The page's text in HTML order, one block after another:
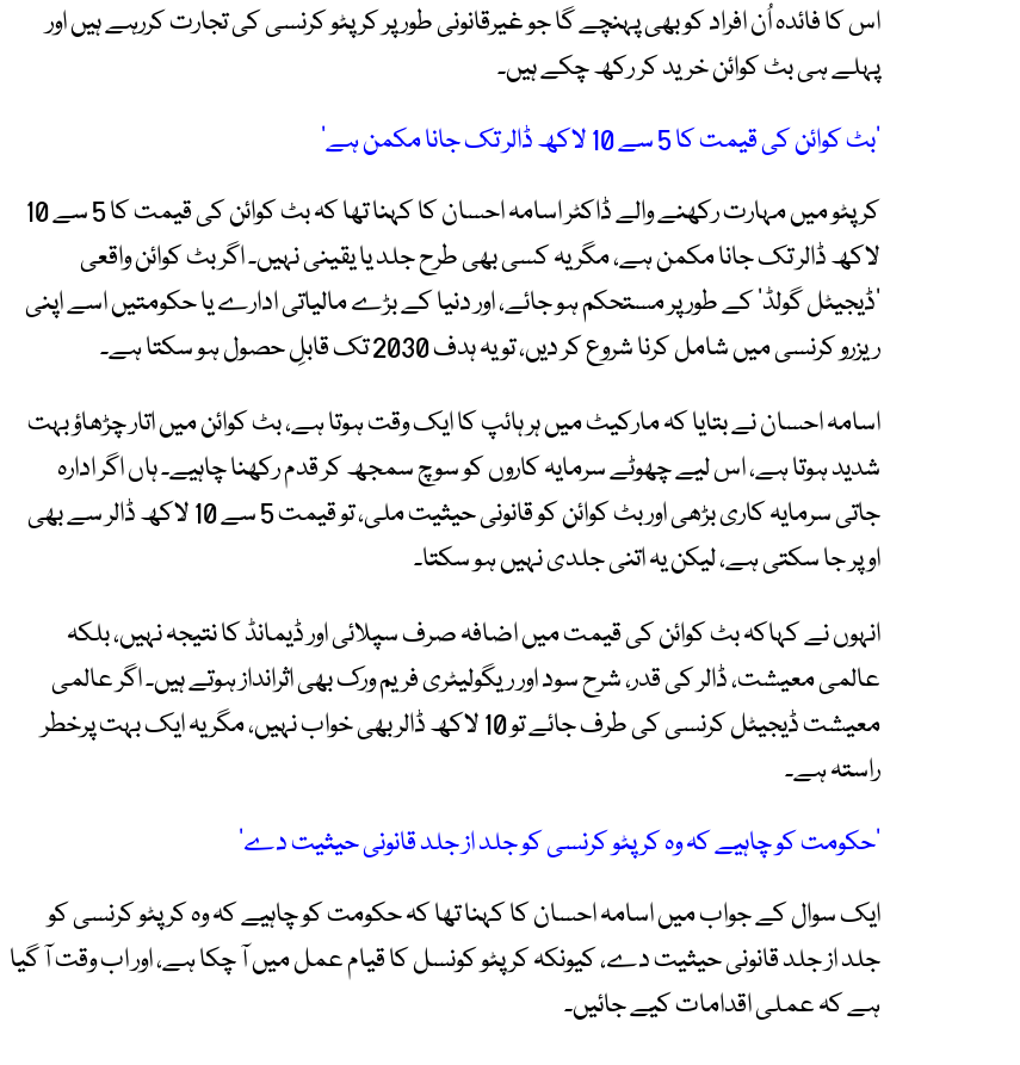
اس کا فائدہ اُن افراد کو بھی پہنچے گا جو غیرقانونی طور پر کرپٹو کرنسی کی تجارت کررہے ہیں اور
پہلے ہی بٹ کوائن خرید کر رکھ چکے ہیں۔
’بٹ کوائن کی قیمت کا 5 سے 10 لاکھ ڈالر تک جانا مکمن ہے‘
کرپٹو میں مہارت رکھنے والے ڈاکٹر اسامہ احسان کا کہنا تھا کہ بٹ کوائن کی قیمت کا 5 سے 10
لاکھ ڈالر تک جانا مکمن ہے، مگر یہ کسی بھی طرح جلد یا یقینی نہیں۔ اگر بٹ کوائن واقعی
’ڈیجیٹل گولڈ‘ کے طور پر مستحکم ہو جائے، اور دنیا کے بڑے مالیاتی ادارے یا حکومتیں اسے اپنی
ریزرو کرنسی میں شامل کرنا شروع کر دیں، تو یہ ہدف 2030 تک قابلِ حصول ہو سکتا ہے۔
اسامہ احسان نے بتایا کہ مارکیٹ میں ہر ہائپ کا ایک وقت ہوتا ہے، بٹ کوائن میں اتار چڑھاؤ بہت
شدید ہوتا ہے، اس لیے چھوٹے سرمایہ کاروں کو سوچ سمجھ کر قدم رکھنا چاہیے۔ ہاں اگر ادارہ
جاتی سرمایہ کاری بڑھی اور بٹ کوائن کو قانونی حیثیت ملی، تو قیمت 5 سے 10 لاکھ ڈالر سے بھی
اوپر جا سکتی ہے، لیکن یہ اتنی جلدی نہیں ہو سکتا۔
انہوں نے کہاکہ بٹ کوائن کی قیمت میں اضافہ صرف سپلائی اور ڈیمانڈ کا نتیجہ نہیں، بلکہ
عالمی معیشت، ڈالر کی قدر، شرح سود اور ریگولیٹری فریم ورک بھی اثرانداز ہوتے ہیں۔ اگر عالمی
معیشت ڈیجیٹل کرنسی کی طرف جائے تو 10 لاکھ ڈالر بھی خواب نہیں، مگر یہ ایک بہت پرخطر
راستہ ہے۔
’حکومت کو چاہیے کہ وہ کرپٹو کرنسی کو جلد از جلد قانونی حیثیت دے‘
ایک سوال کے جواب میں اسامہ احسان کا کہنا تھا کہ حکومت کو چاہیے کہ وہ کرپٹو کرنسی کو
جلد از جلد قانونی حیثیت دے، کیونکہ کرپٹو کونسل کا قیام عمل میں آ چکا ہے، اور اب وقت آ گیا
ہے کہ عملی اقدامات کیے جائیں۔